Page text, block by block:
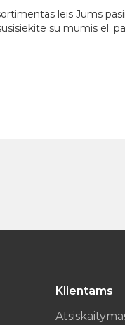
leis Jums
su mumis el.
Klientams